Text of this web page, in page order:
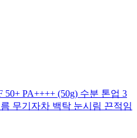
PA++++ (50g) 수분 톤업 3
무기자차 백탁 눈시림 끈적임